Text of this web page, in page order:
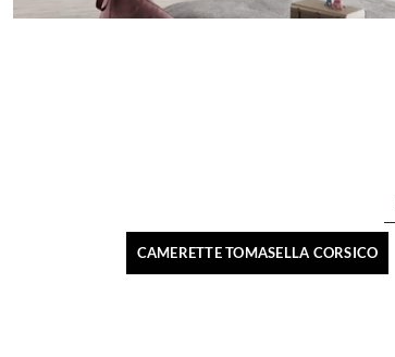
CAMERETTE TOMASELLA CORSICO